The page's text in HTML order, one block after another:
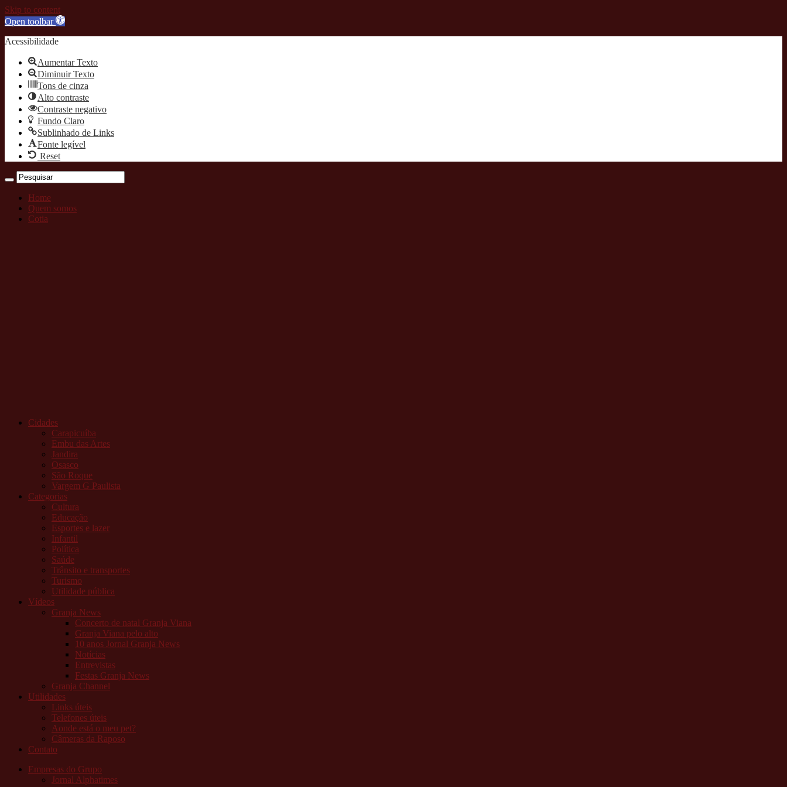
Skip to content
Open toolbar
Acessibilidade
Aumentar Texto
Diminuir Texto
Tons de cinza
Alto contraste
Contraste negativo
Fundo Claro
Sublinhado de Links
Fonte legível
Reset
Home
Quem somos
Cotia
Cidades
Carapicuíba
Embu das Artes
Jandira
Osasco
São Roque
Vargem G Paulista
Categorias
Cultura
Educação
Esportes e lazer
Infantil
Política
Saúde
Trânsito e transportes
Turismo
Utilidade pública
Vídeos
Granja News
Concerto de natal Granja Viana
Granja Viana pelo alto
10 anos Jornal Granja News
Notícias
Entrevistas
Festas Granja News
Granja Channel
Utilidades
Links úteis
Telefones úteis
Aonde está o meu pet?
Câmeras da Raposo
Contato
Empresas do Grupo
Jornal Alphatimes